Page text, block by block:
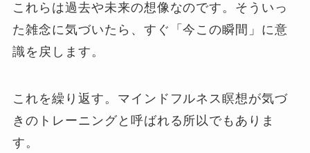
これらは過去や未来の想像なのです。そういっ
た雑念に気づいたら、すぐ「今この瞬間」に意
識を戻します。
これを繰り返す。マインドフルネス瞑想が気づ
きのトレーニングと呼ばれる所以でもありま
す。